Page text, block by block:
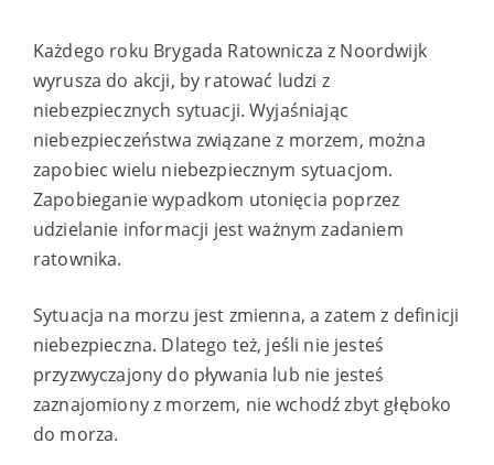
Każdego roku Brygada Ratownicza z Noordwijk
wyrusza do akcji, by ratować ludzi z
niebezpiecznych sytuacji. Wyjaśniając
niebezpieczeństwa związane z morzem, można
zapobiec wielu niebezpiecznym sytuacjom.
Zapobieganie wypadkom utonięcia poprzez
udzielanie informacji jest ważnym zadaniem
ratownika.
Sytuacja na morzu jest zmienna, a zatem z definicji
niebezpieczna. Dlatego też, jeśli nie jesteś
przyzwyczajony do pływania lub nie jesteś
zaznajomiony z morzem, nie wchodź zbyt głęboko
do morza.